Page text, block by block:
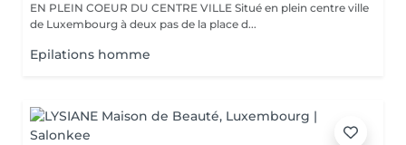
EN PLEIN COEUR DU CENTRE VILLE Situé en plein centre ville
de Luxembourg à deux pas de la place d...
Epilations homme